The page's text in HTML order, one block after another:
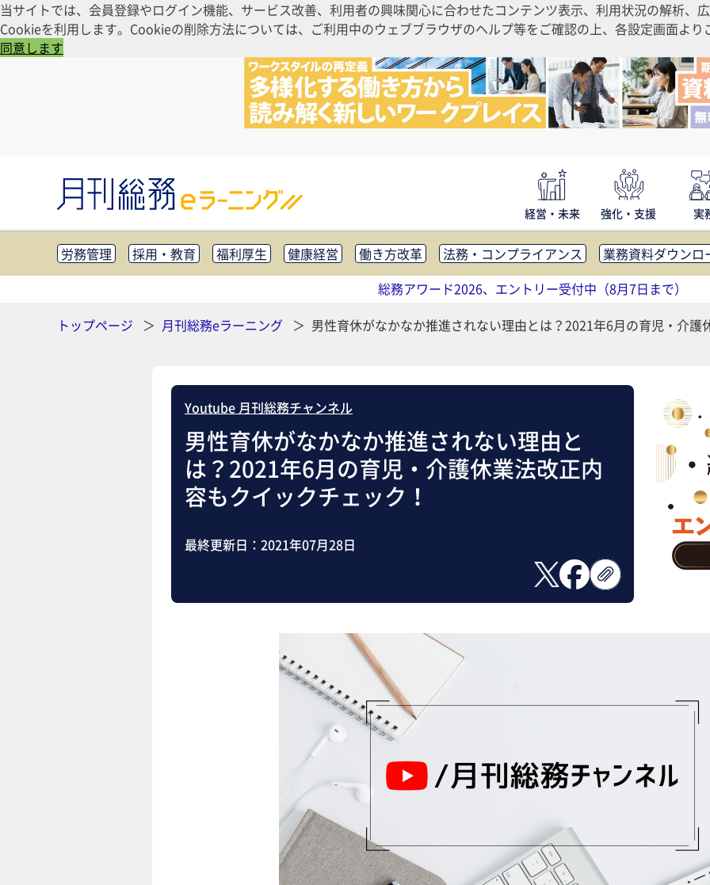
当サイトでは、会員登録やログイン機能、サービス改善、利用者の興味関心に合わせたコンテンツ表示、利用状況の解析、
Cookieを利用します。Cookieの削除方法については、ご利用中のウェブブラウザのヘルプ等をご確認の上、各設定画面より
同意します
経営・未来 強化・支援 実
労務管理 採用・教育 福利厚生 健康経営 働き方改革 法務・コンプライアンス
業務資料ダウンロ
知財管理
リスクマネジメント・BCP 社外・社内広報 社外・社内コミュニケーション活性化
FM・オフ
助成金・補助金・コスト削減 アウトソーシング・BPO
調査・レポ
総務アワード2026、エントリー受付中（8月7日まで）
トップページ
月刊総務eラーニング 男性育休がなかなか推進されない理由とは？2021年6月の育児・介護
Youtube 月刊総務チャンネル
男性育休がなかなか推進されない理由と
は？2021年6月の育児・介護休業法改正内
容もクイックチェック！
最終更新日： 2021年07月28日